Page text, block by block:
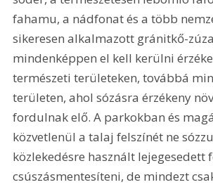
fahamu, a nádfonat és a több
sikeresen alkalmazott gránitkő-
mindenképpen el kell kerülni
természeti területeken, továbbá
területen, ahol sózásra érzékeny
fordulnak elő. A parkokban és
közvetlenül a talaj felszínét ne
közlekedésre használt lejegesedett
csúszásmentesíteni, de mindezt